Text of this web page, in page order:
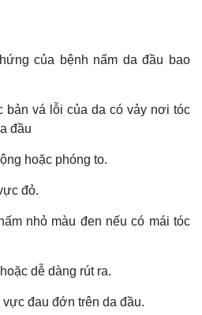
của bệnh nấm da đầu bao
bản vá lỗi của da có vảy nơi tóc
đầu
hoặc phóng to.
đỏ.
nhỏ màu đen nếu có mái tóc
dễ dàng rút ra.
đau đớn trên da đầu.